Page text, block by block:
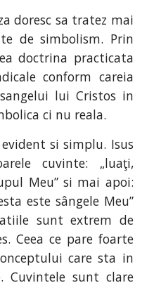
doresc sa tratez mai
de simbolism. Prin
doctrina practicata
conform careia
lui Cristos in
ci nu reala.
si simplu. Isus
cuvinte: „luaţi,
Meu” si mai apoi:
este sângele Meu”
sunt extrem de
Ceea ce pare foarte
care sta in
Cuvintele sunt clare